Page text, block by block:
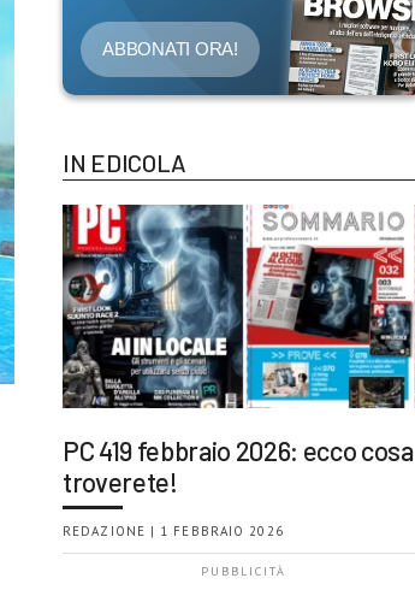
ABBONATI ORA!
IN EDICOLA
PC 419 febbraio 2026: ecco cosa
troverete!
REDAZIONE | 1 FEBBRAIO 2026